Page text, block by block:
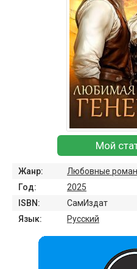
Мой
Жанр: Любовные
Год:
2025
ISBN:
СамИздат
Язык:
Русский